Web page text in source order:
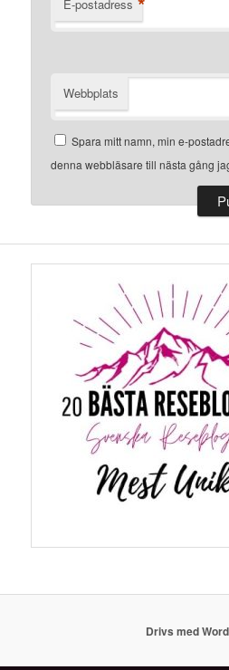
E-postadress
Webbplats
Spara mitt namn, min e-
denna webbläsare till nästa gång
Drivs med